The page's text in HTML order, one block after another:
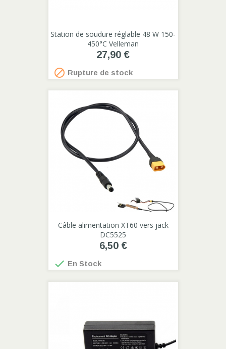
Station de soudure réglable 48 W 150-
450°C Velleman
27,90 €
 Rupture de stock
Câble alimentation XT60 vers jack
DC5525
6,50 €
 En Stock